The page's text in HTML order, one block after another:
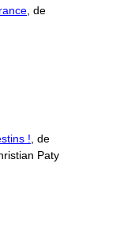
, de
!, de
Paty